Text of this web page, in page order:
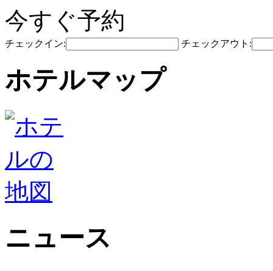
今すぐ予約
チェックイン: チェックアウト:
ホテルマップ
ニュース